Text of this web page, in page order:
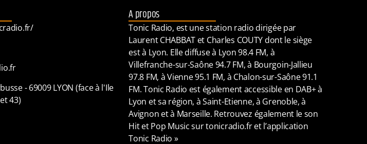
- 69009 LYON (face à l'Ile
43)
A propos
Tonic Radio, est une station radio dirigée par
Laurent CHABBAT et Charles COUTY dont le siège
est à Lyon. Elle diffuse à Lyon 98.4 FM, à
Villefranche-sur-Saône 94.7 FM, à Bourgoin-Jallieu
97.8 FM, à Vienne 95.1 FM, à Chalon-sur-Saône 91.1
FM. Tonic Radio est également accessible en DAB+ à
Lyon et sa région, à Saint-Etienne, à Grenoble, à
Avignon et à Marseille. Retrouvez également le son
Hit et Pop Music sur tonicradio.fr et l’application
Tonic Radio »